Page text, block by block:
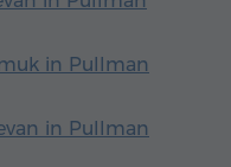
in Pullman
in Pullman